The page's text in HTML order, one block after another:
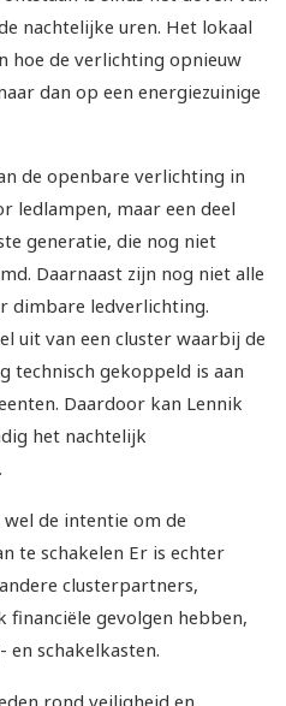
nachtelijke uren. Het lokaal
hoe de verlichting opnieuw
dan op een energiezuinige
de openbare verlichting in
ledlampen, maar een deel
generatie, die nog niet
Daarnaast zijn nog niet alle
dimbare ledverlichting.
uit van een cluster waarbij de
technisch gekoppeld is aan
Daardoor kan Lennik
het nachtelijk
de intentie om de
te schakelen Er is echter
clusterpartners,
financiële gevolgen hebben,
schakelkasten.
rond veiligheid en